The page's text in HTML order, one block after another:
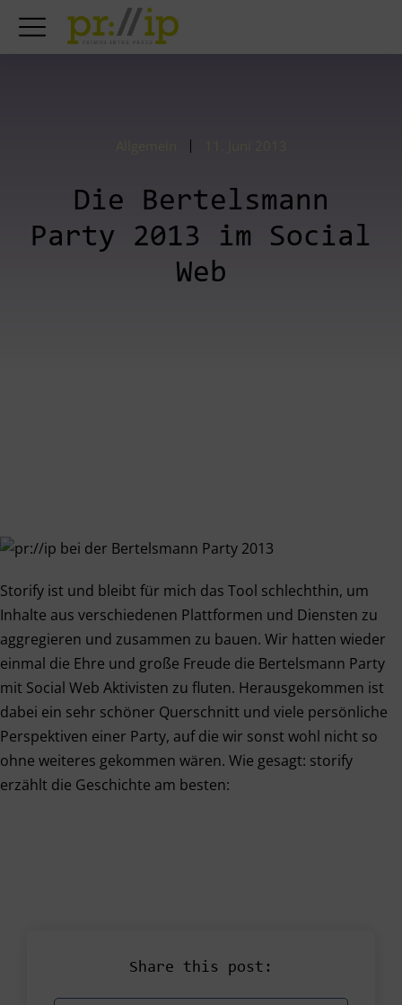
Die Bertelsmann
Party 2013 im Social
Web
Storify ist und bleibt für mich das Tool schlechthin, um
Inhalte aus verschiedenen Plattformen und Diensten zu
aggregieren und zusammen zu bauen. Wir hatten wieder
einmal die Ehre und große Freude die Bertelsmann Party
mit Social Web Aktivisten zu fluten. Herausgekommen ist
dabei ein sehr schöner Querschnitt und viele persönliche
Perspektiven einer Party, auf die wir sonst wohl nicht so
ohne weiteres gekommen wären. Wie gesagt: storify
erzählt die Geschichte am besten:
Share this post: